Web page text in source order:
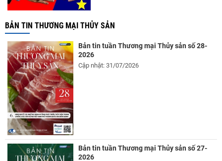
Điểm tin thủy sản thế giới ngày 3/8/2026
BẢN TIN THƯƠNG MẠI THỦY SẢN
Bản tin tuần Thương mại Thủy sản số 28-
2026
Cập nhật: 31/07/2026
Bản tin tuần Thương mại Thủy sản số 27-
2026